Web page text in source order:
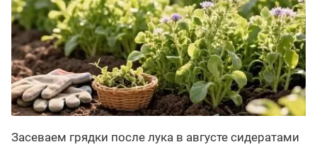
Засеваем грядки после лука в августе сидератами